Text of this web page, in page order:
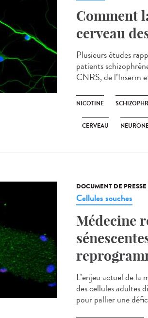
Comment
cerveau
Plusieurs études
patients
CNRS, de l’Inserm
NICOTINE
CERVEAU
DOCUMENT DE PRESSE
Cellules souches
Médecine
L’enjeu actuel de la
des cellules adultes
pour pallier une